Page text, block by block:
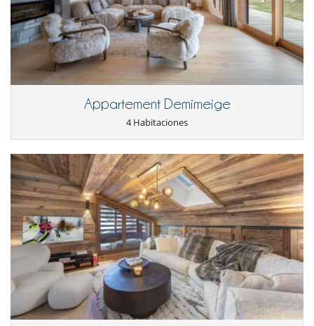
Appartement Demimeige
4 Habitaciones